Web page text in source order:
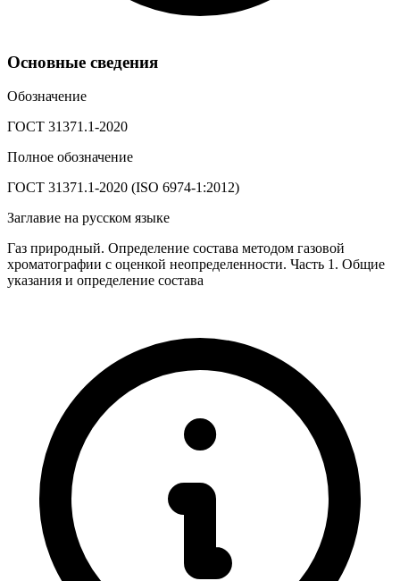
Основные сведения
Обозначение
ГОСТ 31371.1-2020
Полное обозначение
ГОСТ 31371.1-2020 (ISO 6974-1:2012)
Заглавие на русском языке
Газ природный. Определение состава методом газовой
хроматографии с оценкой неопределенности. Часть 1. Общие
указания и определение состава